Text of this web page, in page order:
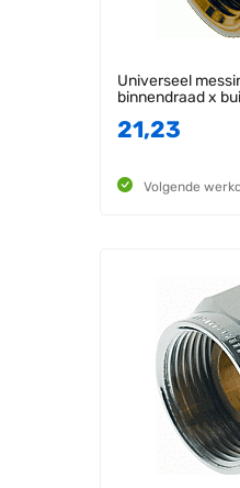
Universeel
binnendraad x
21,23
Volgende